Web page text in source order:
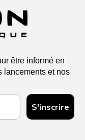
être informé en
lancements et nos
S'inscrire